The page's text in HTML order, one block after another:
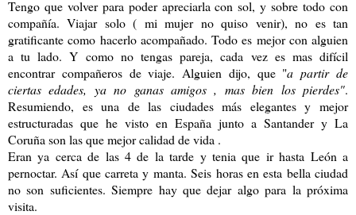
Tengo que volver para poder apreciarla con sol, y sobre todo con
compañía. Viajar solo ( mi mujer no quiso venir), no es tan
gratificante como hacerlo acompañado. Todo es mejor con alguien
a tu lado. Y como no tengas pareja, cada vez es mas difícil
encontrar compañeros de viaje. Alguien dijo, que "a partir de
ciertas edades, ya no ganas amigos , mas bien los pierdes".
Resumiendo, es una de las ciudades más elegantes y mejor
estructuradas que he visto en España junto a Santander y La
Coruña son las que mejor calidad de vida .
Eran ya cerca de las 4 de la tarde y tenia que ir hasta León a
pernoctar. Así que carreta y manta. Seis horas en esta bella ciudad
no son suficientes. Siempre hay que dejar algo para la próxima
visita.